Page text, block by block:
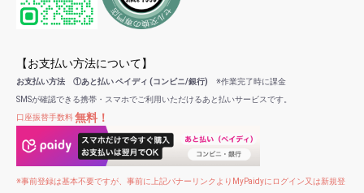
【お支払い方法について】
お支払い方法 ①あと払い ペイディ (コンビニ/銀行) ※作業完了時に課金
SMSが確認できる携帯・スマホでご利用いただけるあと払いサービスです。
口座振替手数料無料！
※事前登録は基本不要ですが、事前に上記バナーリンクよりMyPaidyにログイン又は新規登